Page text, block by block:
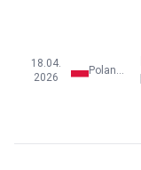
18.04.
2026